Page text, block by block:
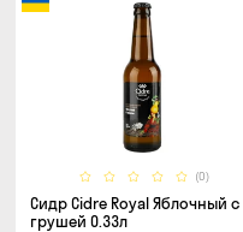
(0)
Сидр Cidre Royal Яблочный с
грушей 0.33л